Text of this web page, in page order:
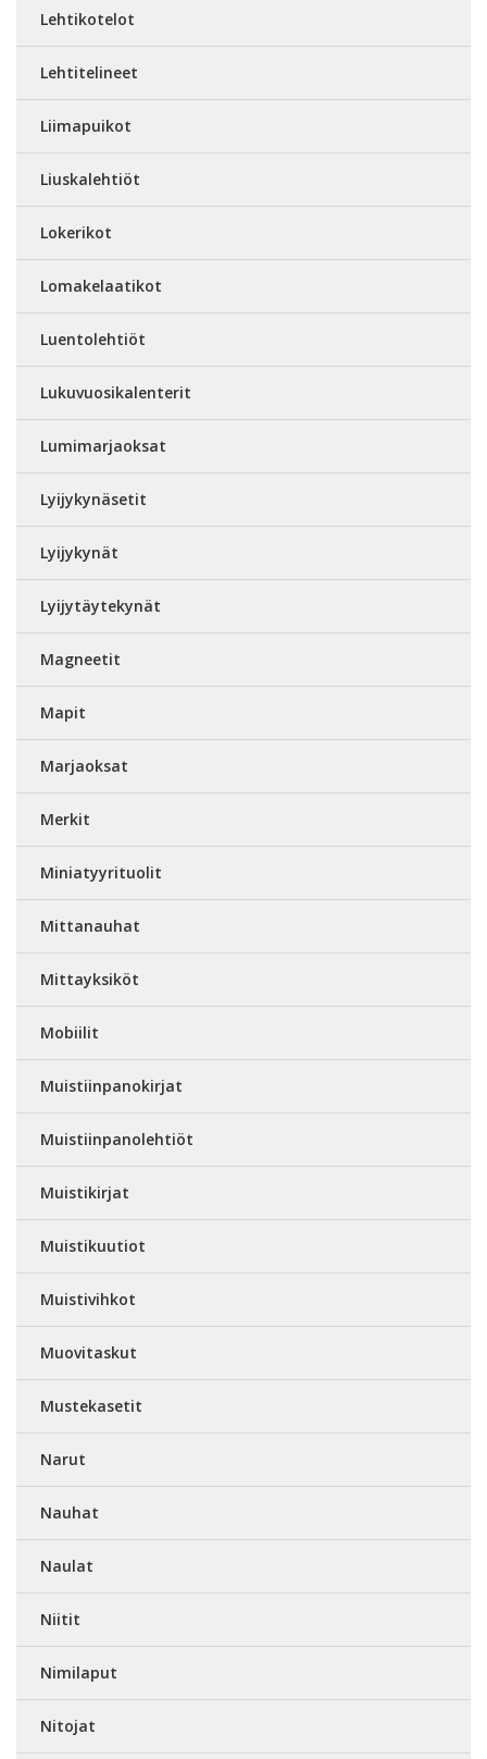
Lehtikotelot
Lehtitelineet
Liimapuikot
Liuskalehtiöt
Lokerikot
Lomakelaatikot
Luentolehtiöt
Lukuvuosikalenterit
Lumimarjaoksat
Lyijykynäsetit
Lyijykynät
Lyijytäytekynät
Magneetit
Mapit
Marjaoksat
Merkit
Miniatyyrituolit
Mittanauhat
Mittayksiköt
Mobiilit
Muistiinpanokirjat
Muistiinpanolehtiöt
Muistikirjat
Muistikuutiot
Muistivihkot
Muovitaskut
Mustekasetit
Narut
Nauhat
Naulat
Niitit
Nimilaput
Nitojat